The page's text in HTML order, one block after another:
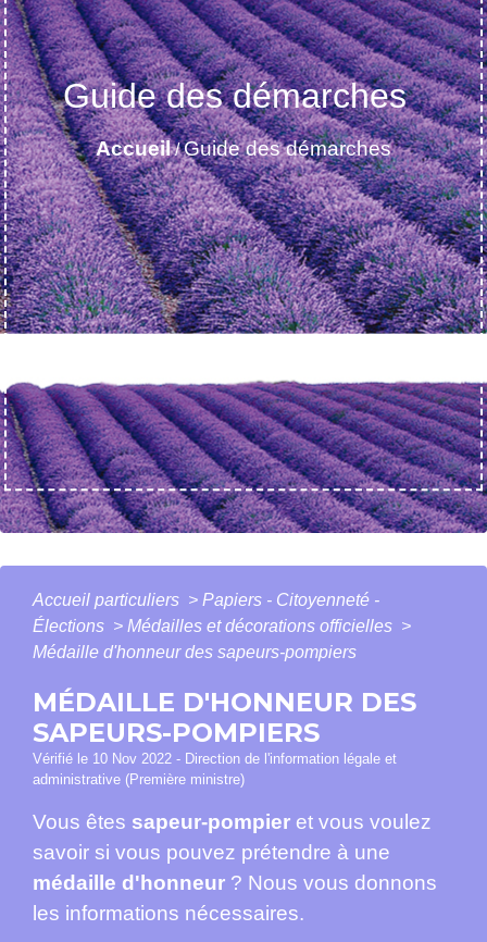
Guide des démarches
Accueil/Guide des démarches
Accueil particuliers > Papiers - Citoyenneté -
Élections > Médailles et décorations officielles >
Médaille d'honneur des sapeurs-pompiers
MÉDAILLE D'HONNEUR DES
SAPEURS-POMPIERS
Vérifié le 10 Nov 2022 - Direction de l'information légale et
administrative (Première ministre)
Vous êtes sapeur-pompier et vous voulez
savoir si vous pouvez prétendre à une
médaille d'honneur ? Nous vous donnons
les informations nécessaires.